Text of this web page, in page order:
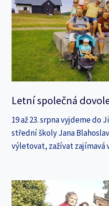
Letní společná
19 až 23. srpna vyjdeme do
střední školy Jana
výletovat, zažívat